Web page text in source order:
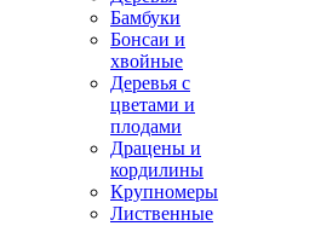
Бамбуки
Бонсаи и
хвойные
Деревья с
цветами и
плодами
Драцены и
кордилины
Крупномеры
Лиственные